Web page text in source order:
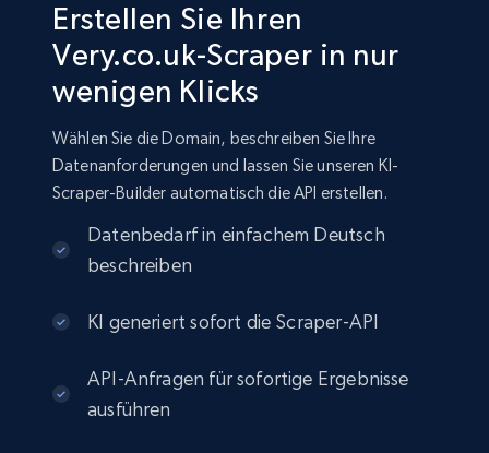
Erstellen Sie Ihren
Very.co.uk-Scraper in nur
wenigen Klicks
Wählen Sie die Domain, beschreiben Sie Ihre
Datenanforderungen und lassen Sie unseren KI-
Scraper-Builder automatisch die API erstellen.
Datenbedarf in einfachem Deutsch
beschreiben
KI generiert sofort die Scraper-API
API-Anfragen für sofortige Ergebnisse
ausführen